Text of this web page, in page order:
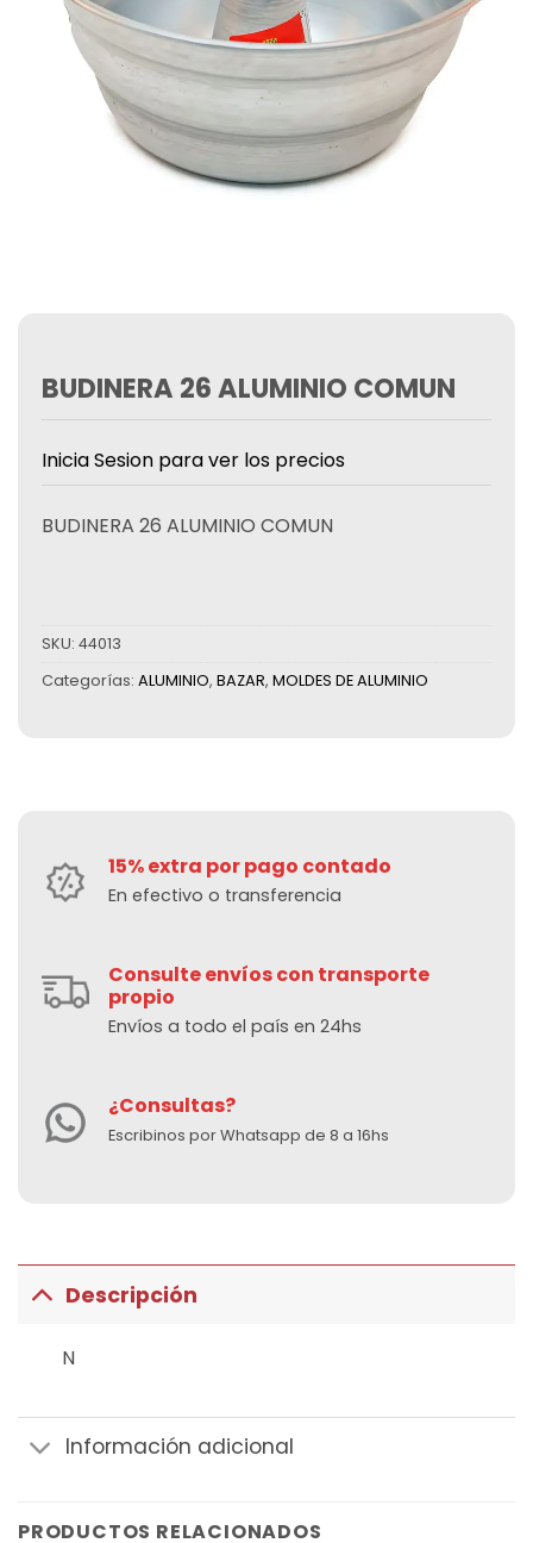
BUDINERA 26 ALUMINIO COMUN
Inicia Sesion para ver los precios
BUDINERA 26 ALUMINIO COMUN
SKU: 44013
Categorías: ALUMINIO, BAZAR, MOLDES DE ALUMINIO
15% extra por pago contado
En efectivo o transferencia
Consulte envíos con transporte
propio
Envíos a todo el país en 24hs
¿Consultas?
Escribinos por Whatsapp de 8 a 16hs
Descripción
N
Información adicional
PRODUCTOS RELACIONADOS